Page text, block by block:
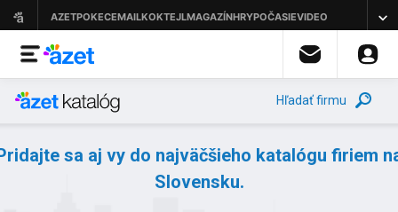
Hľadať firmu
sa aj vy do najväčšieho katalógu firiem
Slovensku.